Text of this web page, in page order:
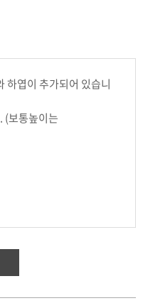
하엽이 추가되어 있습니
(보통높이는